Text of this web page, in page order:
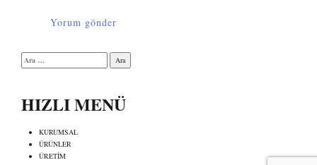
Arama:
HIZLI MENÜ
KURUMSAL
ÜRÜNLER
ÜRETİM